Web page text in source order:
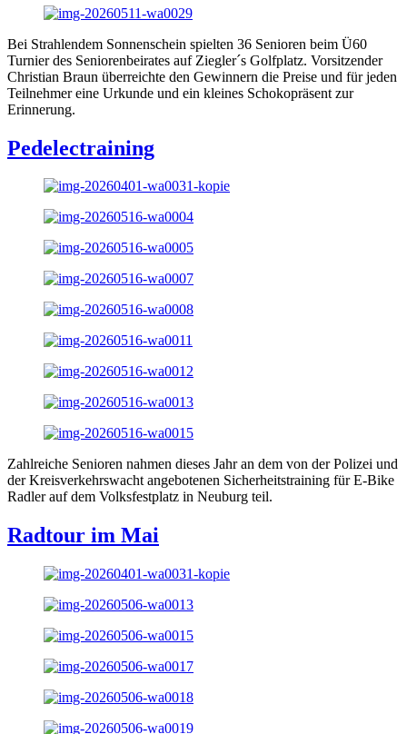
Bei Strahlendem Sonnenschein spielten 36 Senioren beim Ü60
Turnier des Seniorenbeirates auf Ziegler´s Golfplatz. Vorsitzender
Christian Braun überreichte den Gewinnern die Preise und für jeden
Teilnehmer eine Urkunde und ein kleines Schokopräsent zur
Erinnerung.
Pedelectraining
Zahlreiche Senioren nahmen dieses Jahr an dem von der Polizei und
der Kreisverkehrswacht angebotenen Sicherheitstraining für E-Bike
Radler auf dem Volksfestplatz in Neuburg teil.
Radtour im Mai